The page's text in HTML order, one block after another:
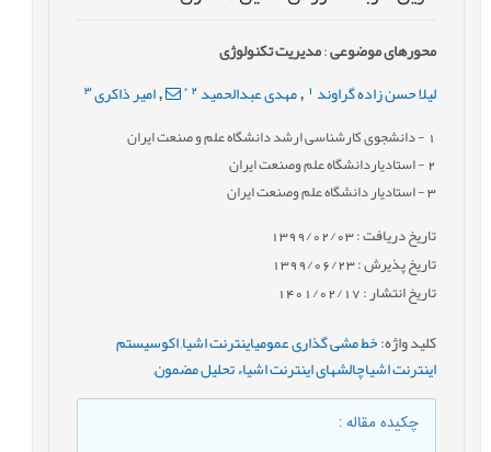
محورهای موضوعی:مدیریت تکنولوژی
لیلا حسن زاده گراوند , مهدی عبدالحمید 2
*
,امیر ذاکری 3
- دانشجوی کارشناسی ارشد دانشگاه علم و صنعت ایران
2- استادیاردانشگاه علم وصنعت ایران
3- استادیار دانشگاه علم وصنعت ایران
تاریخ دریافت : 1399/02/03
تاریخ پذیرش : 1399/06/23
تاریخ انتشار : 1401/02/17
کلید واژه:خط مشی گذاری عمومیاینترنت اشیا,اکوسیستم
اینترنت اشیاچالشهای اینترنت اشیاء تحلیل مضمون,
چکیده مقاله: